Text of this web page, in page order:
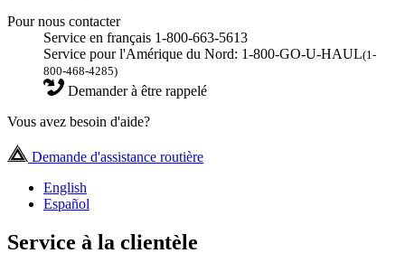
Pour nous contacter
Service en français 1-800-663-5613
Service pour l'Amérique du Nord: 1-800-GO-U-HAUL(1-
800-468-4285)
Demander à être rappelé
Vous avez besoin d'aide?
Demande d'assistance routière
English
Español
Service à la clientèle